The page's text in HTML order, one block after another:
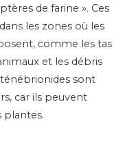
de farine ». Ces
les zones où les
comme les tas
et les débris
sont
car ils peuvent
plantes.